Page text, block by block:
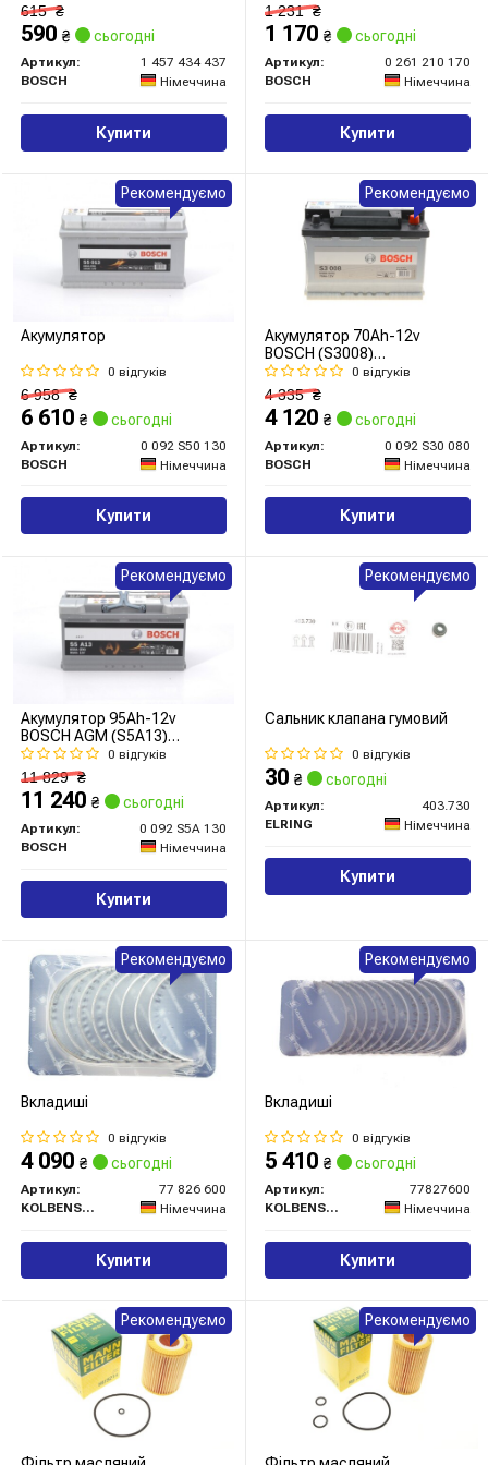
615₴
590 ₴ сьогодні
Артикул:
1 457 434 437
BOSCH
Німеччина
Купити
1 231₴
1 170 ₴ сьогодні
Артикул:
0 261 210 170
BOSCH
Німеччина
Купити
Акумулятор
0 відгуків
6 958₴
6 610 ₴ сьогодні
Артикул:
0 092 S50 130
BOSCH
Німеччина
Купити
Рекомендуємо
Акумулятор 70Ah-12v
BOSCH (S3008)
(278x175x190),R,EN640
0 відгуків
4 335₴
4 120 ₴ сьогодні
Артикул:
0 092 S30 080
BOSCH
Німеччина
Купити
Рекомендуємо
Акумулятор 95Ah-12v
BOSCH AGM (S5A13)
(353x175x190),R,EN850
0 відгуків
11 829₴
11 240 ₴ сьогодні
Артикул:
0 092 S5A 130
BOSCH
Німеччина
Купити
Рекомендуємо
Сальник клапана гумовий
0 відгуків
30 ₴ сьогодні
Артикул:
403.730
ELRING
Німеччина
Купити
Рекомендуємо
Вкладиші
0 відгуків
4 090 ₴ сьогодні
Артикул:
77 826 600
KOLBENSCHMIDT
Німеччина
Купити
Рекомендуємо
Вкладиші
0 відгуків
5 410 ₴ сьогодні
Артикул:
77827600
KOLBENSCHMIDT
Німеччина
Купити
Рекомендуємо
Рекомендуємо Рекомендуємо